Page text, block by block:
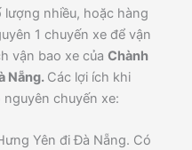
nhiều, hoặc hàng
1 chuyến xe để vận
vận bao xe củaChành
Nẵng. Các lợi ích khi
chuyến xe:
Yên đi Đà Nẵng. Có